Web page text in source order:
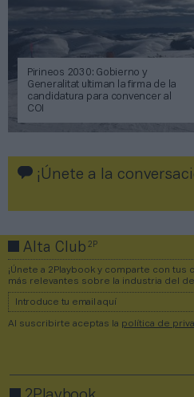
Pirineos 2030: Gobierno y
Generalitat ultiman la firma de la
candidatura para convencer al
COI
¡Únete a la
Alta Club2P
¡Únete a 2Playbook y comparte con
más relevantes sobre la industria del
Al suscribirte aceptas la política de